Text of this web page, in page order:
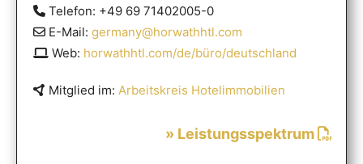
Telefon: +49 69 71402005-0
E-Mail: germany@horwathhtl.com
Web: horwathhtl.com/de/büro/deutschland
Mitglied im: Arbeitskreis Hotelimmobilien
» Leistungsspektrum